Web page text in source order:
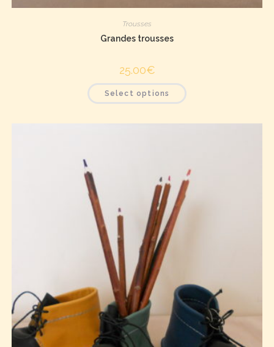
Trousses
Grandes trousses
25.00€
Select options